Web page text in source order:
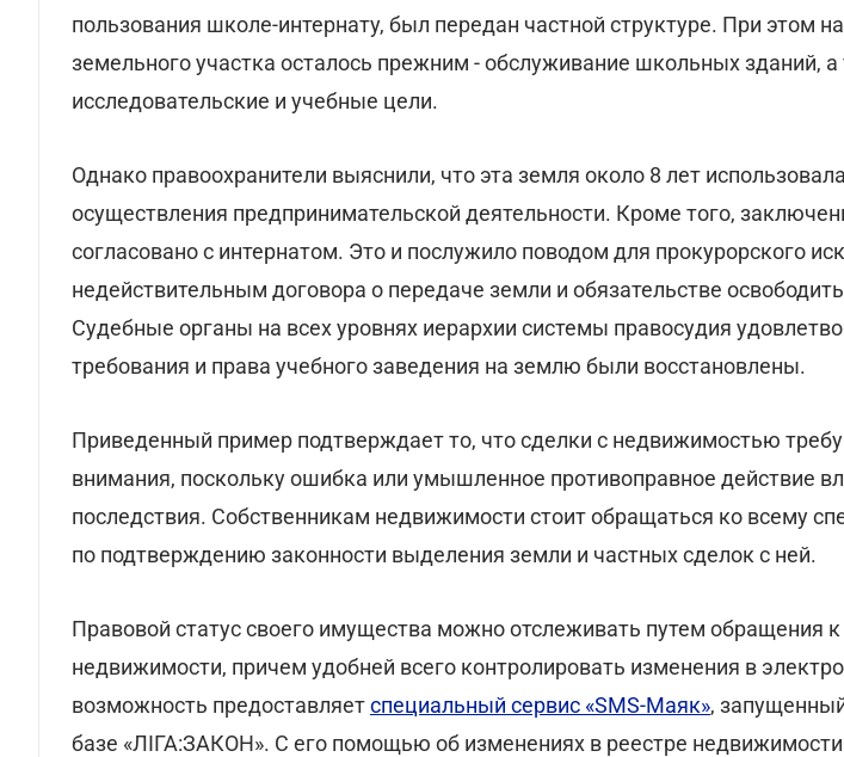
пользования школе-интернату, был передан частной структуре. При этом
земельного участка осталось прежним - обслуживание школьных зданий,
исследовательские и учебные цели.
Однако правоохранители выяснили, что эта земля около 8 лет
осуществления предпринимательской деятельности. Кроме того,
согласовано с интернатом. Это и послужило поводом для прокурорского
недействительным договора о передаче земли и обязательстве
Судебные органы на всех уровнях иерархии системы правосудия
требования и права учебного заведения на землю были восстановлены.
Приведенный пример подтверждает то, что сделки с недвижимостью
внимания, поскольку ошибка или умышленное противоправное действие
последствия. Собственникам недвижимости стоит обращаться ко всему
по подтверждению законности выделения земли и частных сделок с ней.
Правовой статус своего имущества можно отслеживать путем обращения к
недвижимости, причем удобней всего контролировать изменения в
возможность предоставляетспециальный сервис «SMS-Маяк»,
базе «ЛІГА:ЗАКОН». С его помощью об изменениях в реестре